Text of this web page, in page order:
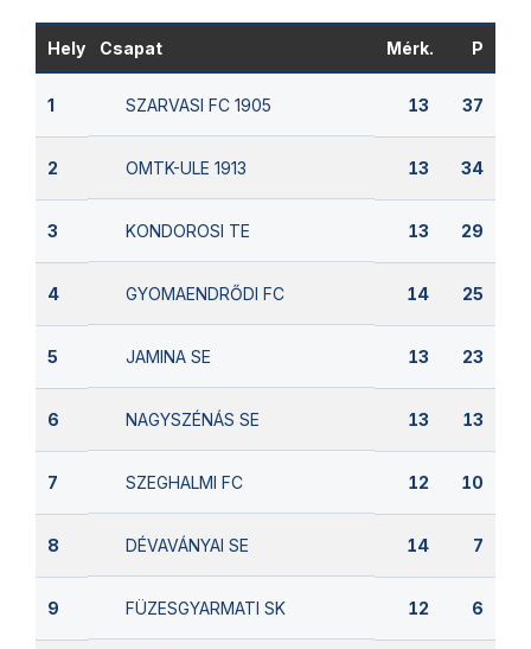
Hely Csapat Mérk. P
1 SZARVASI FC 1905 13 37
2 OMTK-ULE 1913 13 34
3 KONDOROSI TE 13 29
4 GYOMAENDRŐDI FC 14 25
5 JAMINA SE 13 23
6 NAGYSZÉNÁS SE 13 13
7 SZEGHALMI FC 12 10
8 DÉVAVÁNYAI SE 14 7
9 FÜZESGYARMATI SK 12 6